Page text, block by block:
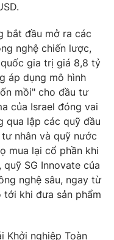
bắt đầu mở ra các
nghệ chiến lược,
gia trị giá 8,8 tỷ
áp dụng mô hình
mồi" cho đầu tư
của Israel đóng vai
qua lập các quỹ đầu
nhân và quỹ nước
mua lại cổ phần khi
SG Innovate của
nghệ sâu, ngay từ
khi đưa sản phẩm
Khởi nghiệp Toàn